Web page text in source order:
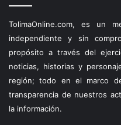
TolimaOnline.com, es un
independiente y sin
propósito a través del
noticias, historias y
región; todo en el marco
transparencia de nuestros
la información.